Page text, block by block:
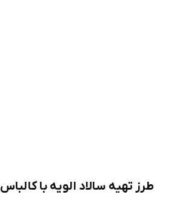
طرز تهیه سالاد الویه با کالباس